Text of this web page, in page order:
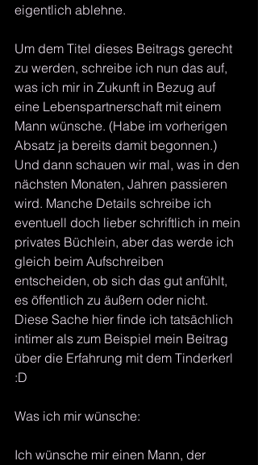
eigentlich ablehne.
Um dem Titel dieses Beitrags gerecht
zu werden, schreibe ich nun das auf,
was ich mir in Zukunft in Bezug auf
eine Lebenspartnerschaft mit einem
Mann wünsche. (Habe im vorherigen
Absatz ja bereits damit begonnen.)
Und dann schauen wir mal, was in den
nächsten Monaten, Jahren passieren
wird. Manche Details schreibe ich
eventuell doch lieber schriftlich in mein
privates Büchlein, aber das werde ich
gleich beim Aufschreiben
entscheiden, ob sich das gut anfühlt,
es öffentlich zu äußern oder nicht.
Diese Sache hier finde ich tatsächlich
intimer als zum Beispiel mein Beitrag
über die Erfahrung mit dem Tinderkerl
:D
Was ich mir wünsche:
Ich wünsche mir einen Mann, der